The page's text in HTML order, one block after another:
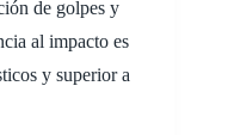
de golpes y
al impacto es
y superior a